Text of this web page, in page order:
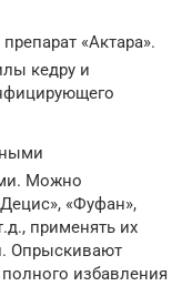
«Актара».
кедру и
Можно
«Фуфан»,
применять их
Опрыскивают
избавления